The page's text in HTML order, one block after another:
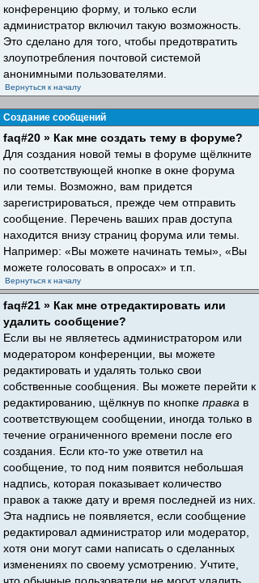
конференцию форму, и только если
администратор включил такую возможность.
Это сделано для того, чтобы предотвратить
злоупотребления почтовой системой
анонимными пользователями.
Вернуться к началу
Создание сообщений
faq#20 » Как мне создать тему в форуме?
Для создания новой темы в форуме щёлкните
по соответствующей кнопке в окне форума
или темы. Возможно, вам придется
зарегистрироваться, прежде чем отправить
сообщение. Перечень ваших прав доступа
находится внизу страниц форума или темы.
Например: «Вы можете начинать темы», «Вы
можете голосовать в опросах» и т.п.
Вернуться к началу
faq#21 » Как мне отредактировать или
удалить сообщение?
Если вы не являетесь администратором или
модератором конференции, вы можете
редактировать и удалять только свои
собственные сообщения. Вы можете перейти к
редактированию, щёлкнув по кнопке правка в
соответствующем сообщении, иногда только в
течение ограниченного времени после его
создания. Если кто-то уже ответил на
сообщение, то под ним появится небольшая
надпись, которая показывает количество
правок а также дату и время последней из них.
Эта надпись не появляется, если сообщение
редактировал администратор или модератор,
хотя они могут сами написать о сделанных
изменениях по своему усмотрению. Учтите,